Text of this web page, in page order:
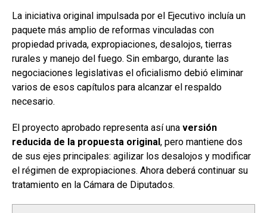
La iniciativa original impulsada por el Ejecutivo incluía un
paquete más amplio de reformas vinculadas con
propiedad privada, expropiaciones, desalojos, tierras
rurales y manejo del fuego. Sin embargo, durante las
negociaciones legislativas el oficialismo debió eliminar
varios de esos capítulos para alcanzar el respaldo
necesario.
El proyecto aprobado representa así una versión
reducida de la propuesta original, pero mantiene dos
de sus ejes principales: agilizar los desalojos y modificar
el régimen de expropiaciones. Ahora deberá continuar su
tratamiento en la Cámara de Diputados.